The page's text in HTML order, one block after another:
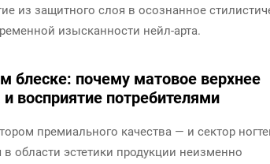
из защитного слоя в осознанное
изысканности нейл-арта.
блеске: почему матовое верхнее
восприятие потребителями
премиального качества — и сектор
области эстетики продукции неизменно